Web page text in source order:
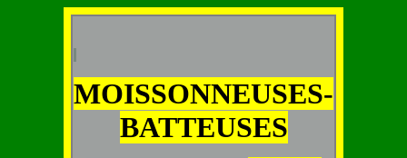
MOISSONNEUSES-
BATTEUSES